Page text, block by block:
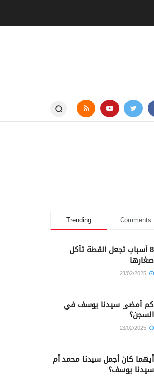
Trending Comments
8 أسباب تجعل القطة تأكل
صغارها
كم أمضى سيدنا يوسف في
السجن؟
أيهما كان أجمل سيدنا محمد أم
سيدنا يوسف؟